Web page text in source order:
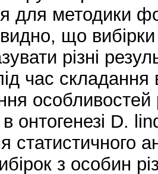
для методики
що
різні
час
онтогенезі D.
статистичного
з особин